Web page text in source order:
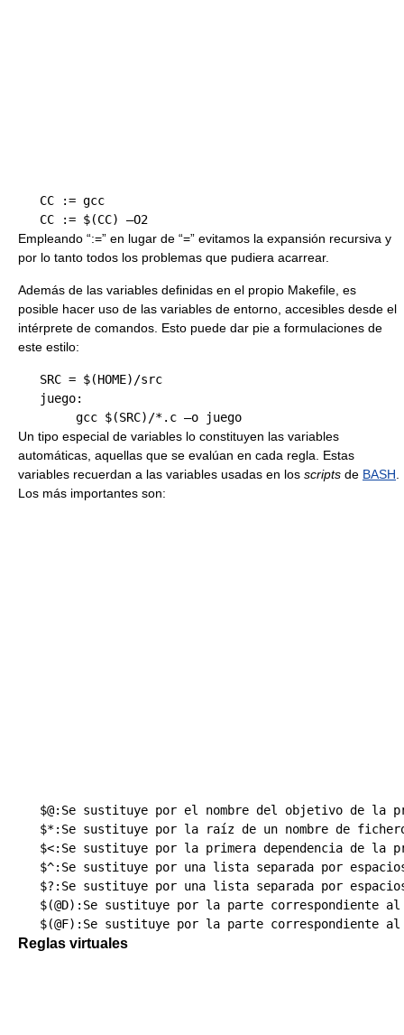
   CC := gcc
Empleando “:=” en lugar de “=” evitamos la expansión recursiva y
por lo tanto todos los problemas que pudiera acarrear.
Además de las variables definidas en el propio Makefile, es
posible hacer uso de las variables de entorno, accesibles desde el
intérprete de comandos. Esto puede dar pie a formulaciones de
este estilo:
   SRC = $(HOME)/src
   juego:
Un tipo especial de variables lo constituyen las variables
automáticas, aquellas que se evalúan en cada regla. Estas
variables recuerdan a las variables usadas en los scripts de BASH
Los más importantes son:
$@:Se sustituye por el nombre del objetivo de la
$*:Se sustituye por la raíz de un nombre de
$<:Se sustituye por la primera dependencia de la
$^:Se sustituye por una lista separada por
$?:Se sustituye por una lista separada por
$(@D):Se sustituye por la parte correspondiente
Reglas virtuales